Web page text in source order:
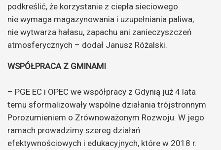
podkreślić, że korzystanie z ciepła sieciowego
nie wymaga magazynowania i uzupełniania paliwa,
nie wytwarza hałasu, zapachu ani zanieczyszczeń
atmosferycznych – dodał Janusz Różalski.
WSPÓŁPRACA Z GMINAMI
– PGE EC i OPEC we współpracy z Gdynią już 4 lata
temu sformalizowały wspólne działania trójstronnym
Porozumieniem o Zrównoważonym Rozwoju. W jego
ramach prowadzimy szereg działań
efektywnościowych i edukacyjnych, które w 2018 r.